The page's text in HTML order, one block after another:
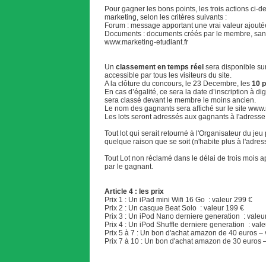
Pour gagner les bons points, les trois actions ci-
marketing, selon les critères suivants :
Forum : message apportant une vrai valeur
Documents : documents créés par le membre,
www.marketing-etudiant.fr
Un classement en temps réel sera disponible
accessible par tous les visiteurs du site.
A la clôture du concours, le 23 Decembre, les 10
En cas d’égalité, ce sera la date d’inscription à
sera classé devant le membre le moins ancien.
Le nom des gagnants sera affiché sur le site
Les lots seront adressés aux gagnants à
Tout lot qui serait retourné à l'Organisateur du
quelque raison que se soit (n'habite plus à
Tout Lot non réclamé dans le délai de trois mois
par le gagnant.
Article 4 : les prix
Prix 1 : Un iPad mini Wifi 16 Go : valeur 299 €
Prix 2 : Un casque Beat Solo : valeur 199 €
Prix 3 : Un iPod Nano derniere generation :
Prix 4 : Un iPod Shuffle derniere generation :
Prix 5 à 7 : Un bon d'achat amazon de 40 euros –
Prix 7 à 10 : Un bon d'achat amazon de 30 euros